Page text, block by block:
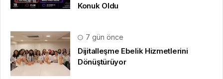
Konuk Oldu
7 gün önce
Dijitalleşme Ebelik Hizmetlerini
Dönüştürüyor